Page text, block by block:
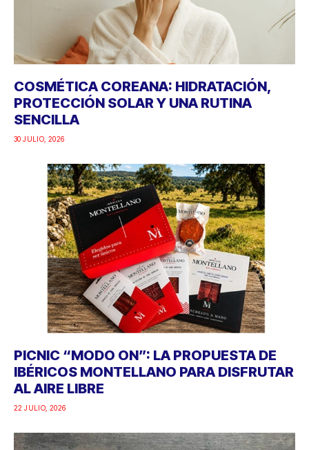
COSMÉTICA COREANA: HIDRATACIÓN,
PROTECCIÓN SOLAR Y UNA RUTINA
SENCILLA
30 JULIO, 2026
PICNIC “MODO ON”: LA PROPUESTA DE
IBÉRICOS MONTELLANO PARA DISFRUTAR
AL AIRE LIBRE
22 JULIO, 2026